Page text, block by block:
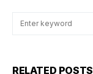
RELATED POSTS